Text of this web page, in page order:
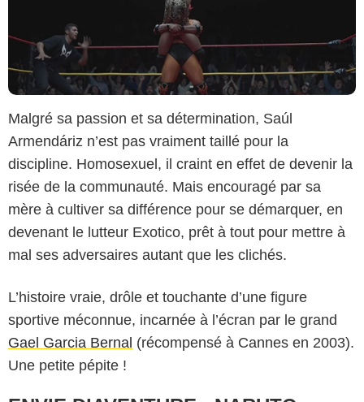
Malgré sa passion et sa détermination, Saúl
Armendáriz n’est pas vraiment taillé pour la
discipline. Homosexuel, il craint en effet de devenir la
risée de la communauté. Mais encouragé par sa
mère à cultiver sa différence pour se démarquer, en
devenant le lutteur Exotico, prêt à tout pour mettre à
mal ses adversaires autant que les clichés.
L’histoire vraie, drôle et touchante d’une figure
sportive méconnue, incarnée à l’écran par le grand
Gael Garcia Bernal (récompensé à Cannes en 2003).
Une petite pépite !